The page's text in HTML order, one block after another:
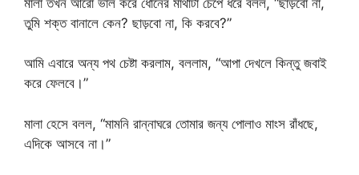
তুমি শক্ত বানালে কেন? ছাড়বো না, কি করবে?”
আমি এবারে অন্য পথ চেষ্টা করলাম, বললাম, “আপা দেখলে কিন্তু জবাই
করে ফেলবে।”
মালা হেসে বলল, “মামনি রান্নাঘরে তোমার জন্য পোলাও মাংস রাঁধছে,
এদিকে আসবে না।”